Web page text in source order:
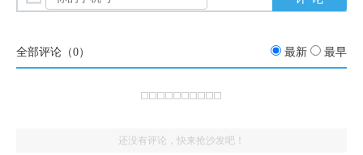
全部评论（0） 最新 最早
还没有评论，快来抢沙发吧！